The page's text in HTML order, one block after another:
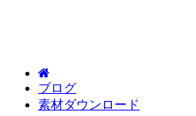
ブログ
素材ダウンロード